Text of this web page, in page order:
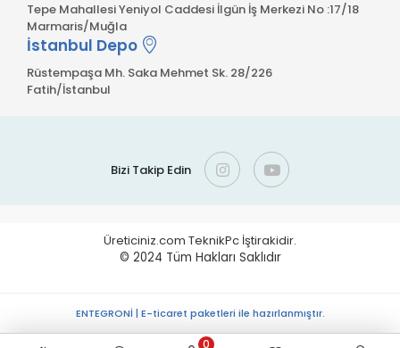
Tepe Mahallesi Yeniyol Caddesi İlgün İş Merkezi No :17/18
Marmaris/Muğla
İstanbul Depo
Rüstempaşa Mh. Saka Mehmet Sk. 28/226
Fatih/İstanbul
Bizi Takip Edin
Üreticiniz.com TeknikPc İştirakidir.
© 2024 Tüm Hakları Saklıdır
0
ENTEGRONİ | E-ticaret paketleri ile hazırlanmıştır.